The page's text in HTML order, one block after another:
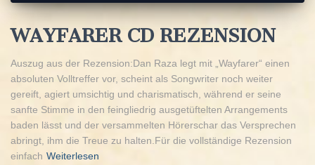
WAYFARER CD REZENSION
Auszug aus der Rezension:Dan Raza legt mit „Wayfarer“ einen
absoluten Volltreffer vor, scheint als Songwriter noch weiter
gereift, agiert umsichtig und charismatisch, während er seine
sanfte Stimme in den feingliedrig ausgetüftelten Arrangements
baden lässt und der versammelten Hörerschar das Versprechen
abringt, ihm die Treue zu halten.Für die vollständige Rezension
einfach Weiterlesen